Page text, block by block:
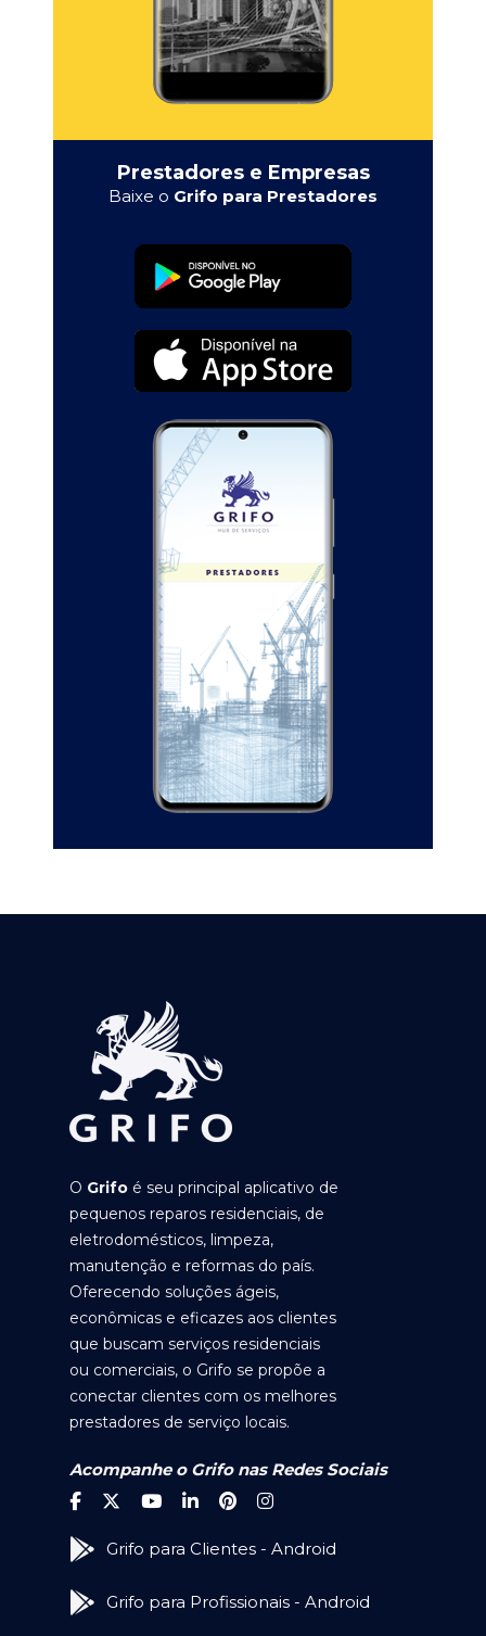
Prestadores e Empresas
Baixe o Grifo para Prestadores
O Grifo é seu principal aplicativo de
pequenos reparos residenciais, de
eletrodomésticos, limpeza,
manutenção e reformas do país.
Oferecendo soluções ágeis,
econômicas e eficazes aos clientes
que buscam serviços residenciais
ou comerciais, o Grifo se propõe a
conectar clientes com os melhores
prestadores de serviço locais.
Acompanhe o Grifo nas Redes Sociais
Grifo para Clientes - Android
Grifo para Profissionais - Android